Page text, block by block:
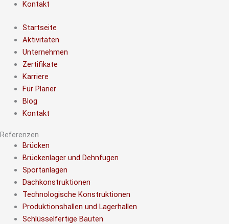
Kontakt
Startseite
Aktivitäten
Unternehmen
Zertifikate
Karriere
Für Planer
Blog
Kontakt
Referenzen
Brücken
Brückenlager und Dehnfugen
Sportanlagen
Dachkonstruktionen
Technologische Konstruktionen
Produktionshallen und Lagerhallen
Schlüsselfertige Bauten